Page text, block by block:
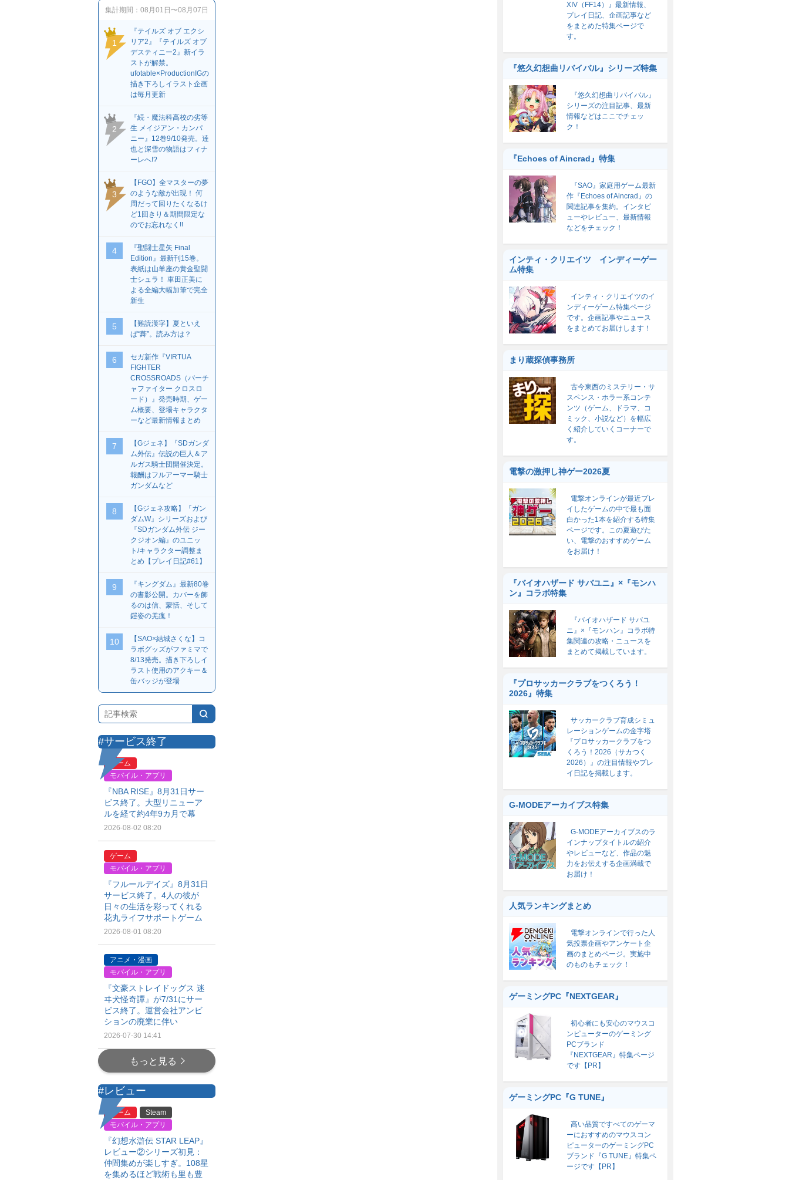
集計期間： 08月01日〜08月07日
1
『テイルズ オブ エクシ
リア2』『テイルズ オブ
デスティニー2』新イラ
ストが解禁。
ufotable×ProductionIGの
描き下ろしイラスト企画
は毎月更新
2
『続・魔法科高校の劣等
生 メイジアン・カンパ
ニー』12巻9/10発売。達
也と深雪の物語はフィナ
ーレへ!?
3
【FGO】全マスターの夢
のような敵が出現！ 何
周だって回りたくなるけ
ど1回きり＆期間限定な
のでお忘れなく!!
4
『聖闘士星矢 Final
Edition』最新刊15巻。
表紙は山羊座の黄金聖闘
士シュラ！ 車田正美に
よる全編大幅加筆で完全
新生
5
【難読漢字】夏といえ
ば“蕣”。読み方は？
6
セガ新作『VIRTUA
FIGHTER
CROSSROADS（バーチ
ャファイター クロスロ
ード）』発売時期、ゲー
ム概要、登場キャラクタ
ーなど最新情報まとめ
7
【Gジェネ】『SDガンダ
ム外伝』伝説の巨人＆ア
ルガス騎士団開催決定。
報酬はフルアーマー騎士
ガンダムなど
8
【Gジェネ攻略】『ガン
ダムW』シリーズおよび
『SDガンダム外伝 ジー
クジオン編』のユニッ
ト/キャラクター調整ま
とめ【プレイ日記#61】
9
『キングダム』最新80巻
の書影公開。カバーを飾
るのは信、蒙恬、そして
鎧姿の羌瘣！
10
【SAO×結城さくな】コ
ラボグッズがファミマで
8/13発売。描き下ろしイ
ラスト使用のアクキー＆
缶バッジが登場
#サービス終了
ゲーム
モバイル・アプリ
『NBA RISE』8月31日サー
ビス終了。大型リニューア
ルを経て約4年9カ月で幕
2026-08-02 08:20
ゲーム
モバイル・アプリ
『フルールデイズ』8月31日
サービス終了。4人の彼が
日々の生活を彩ってくれる
花丸ライフサポートゲーム
2026-08-01 08:20
アニメ・漫画
モバイル・アプリ
『文豪ストレイドッグス 迷
ヰ犬怪奇譚』が7/31にサー
ビス終了。運営会社アンビ
ションの廃業に伴い
2026-07-30 14:41
もっと見る
#レビュー
ゲーム
Steam
モバイル・アプリ
『幻想水滸伝 STAR LEAP』
レビュー②シリーズ初見：
仲間集めが楽しすぎ。108星
を集めるほど戦術も里も豊
XIV（FF14）』最新情報、
プレイ日記、企画記事など
をまとめた特集ページで
す。
『悠久幻想曲リバイバル』シリーズ特集
『悠久幻想曲リバイバル』
シリーズの注目記事、最新
情報などはここでチェッ
ク！
『Echoes of Aincrad』特集
『SAO』家庭用ゲーム最新
作『Echoes of Aincrad』の
関連記事を集約。インタビ
ューやレビュー、最新情報
などをチェック！
インティ・クリエイツ インディーゲー
ム特集
インティ・クリエイツのイ
ンディーゲーム特集ページ
です。企画記事やニュース
をまとめてお届けします！
まり蔵探偵事務所
古今東西のミステリー・サ
スペンス・ホラー系コンテ
ンツ（ゲーム、ドラマ、コ
ミック、小説など）を幅広
く紹介していくコーナーで
す。
電撃の激押し神ゲー2026夏
電撃オンラインが最近プレ
イしたゲームの中で最も面
白かった1本を紹介する特集
ページです。この夏遊びた
い、電撃のおすすめゲーム
をお届け！
『バイオハザード サバユニ』×『モンハ
ン』コラボ特集
『バイオハザード サバユ
ニ』×『モンハン』コラボ特
集関連の攻略・ニュースを
まとめて掲載しています。
『プロサッカークラブをつくろう！
2026』特集
サッカークラブ育成シミュ
レーションゲームの金字塔
『プロサッカークラブをつ
くろう！2026（サカつく
2026）』の注目情報やプレ
イ日記を掲載します。
G-MODEアーカイブス特集
G-MODEアーカイブスのラ
インナップタイトルの紹介
やレビューなど、作品の魅
力をお伝えする企画満載で
お届け！
人気ランキングまとめ
電撃オンラインで行った人
気投票企画やアンケート企
画のまとめページ。実施中
のものもチェック！
ゲーミングPC『NEXTGEAR』
初心者にも安心のマウスコ
ンピューターのゲーミング
PCブランド
『NEXTGEAR』特集ページ
です【PR】
ゲーミングPC『G TUNE』
高い品質ですべてのゲーマ
ーにおすすめのマウスコン
ピューターのゲーミングPC
ブランド『G TUNE』特集ペ
ージです【PR】